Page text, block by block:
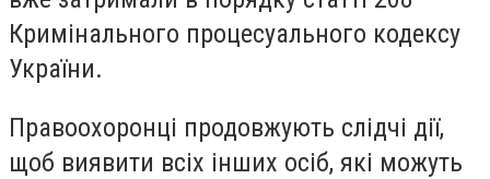
Кримінального процесуального кодексу
України.
Правоохоронці продовжують слідчі дії,
щоб виявити всіх інших осіб, які можуть